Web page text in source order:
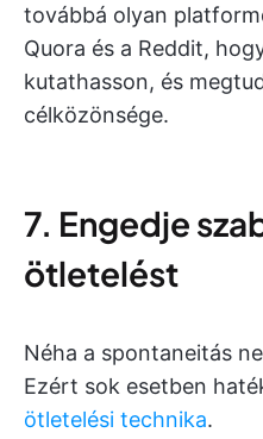
továbbá olyan
Quora és a Reddit,
kutathasson, és
célközönsége.
7. Engedje
ötletelést
Néha a spontaneitás
Ezért sok esetben
ötletelési technika.